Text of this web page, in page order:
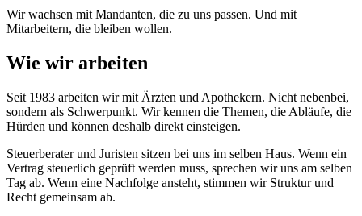
Wir wachsen mit Mandanten, die zu uns passen. Und mit
Mitarbeitern, die bleiben wollen.
Wie wir arbeiten
Seit 1983 arbeiten wir mit Ärzten und Apothekern. Nicht nebenbei,
sondern als Schwerpunkt. Wir kennen die Themen, die Abläufe, die
Hürden und können deshalb direkt einsteigen.
Steuerberater und Juristen sitzen bei uns im selben Haus. Wenn ein
Vertrag steuerlich geprüft werden muss, sprechen wir uns am selben
Tag ab. Wenn eine Nachfolge ansteht, stimmen wir Struktur und
Recht gemeinsam ab.